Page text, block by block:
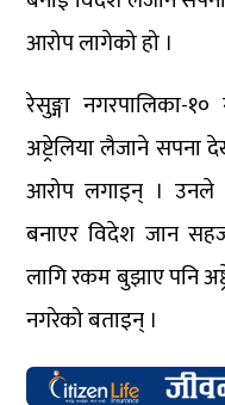
आरोप लागेको हो ।
रेसुङ्गा नगरपालिका-
अष्ट्रेलिया लैजाने
आरोप लगाइन् ।
बनाएर विदेश जान
लागि रकम बुझाए पनि
नगरेको बताइन् ।